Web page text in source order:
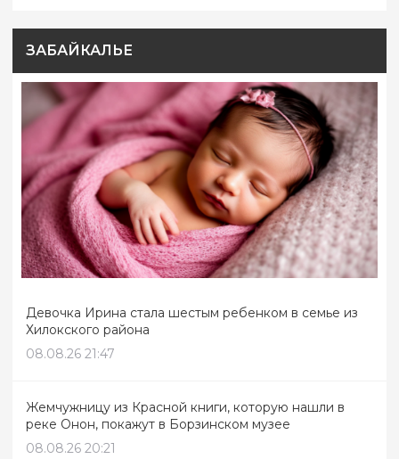
ЗАБАЙКАЛЬЕ
Девочка Ирина стала шестым ребенком в семье из
Хилокского района
08.08.26 21:47
Жемчужницу из Красной книги, которую нашли в
реке Онон, покажут в Борзинском музее
08.08.26 20:21